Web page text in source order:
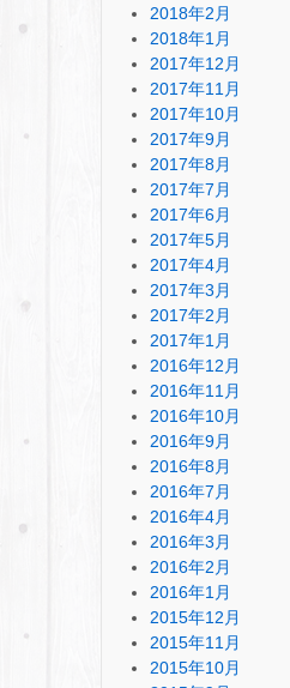
2018年2月
2018年1月
2017年12月
2017年11月
2017年10月
2017年9月
2017年8月
2017年7月
2017年6月
2017年5月
2017年4月
2017年3月
2017年2月
2017年1月
2016年12月
2016年11月
2016年10月
2016年9月
2016年8月
2016年7月
2016年4月
2016年3月
2016年2月
2016年1月
2015年12月
2015年11月
2015年10月